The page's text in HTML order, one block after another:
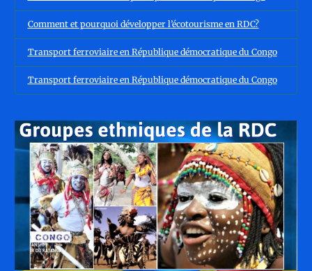
Comment et pourquoi développer l’écotourisme en RDC?
Transport ferroviaire en République démocratique du Congo
Transport ferroviaire en République démocratique du Congo